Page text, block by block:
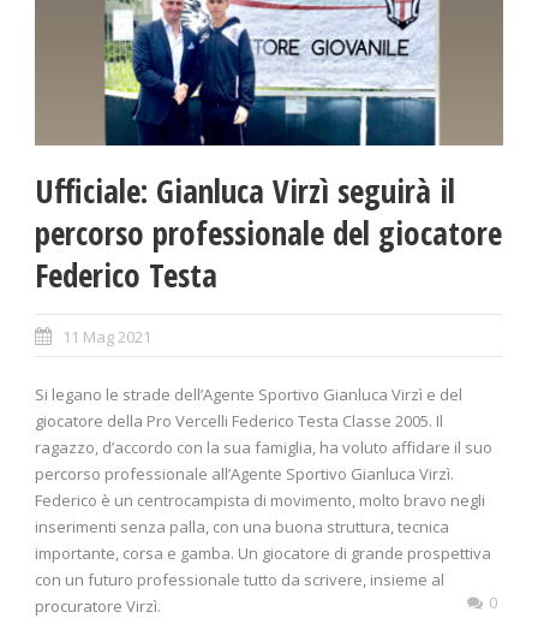
Ufficiale: Gianluca Virzì seguirà il
percorso professionale del giocatore
Federico Testa
11 Mag 2021
Si legano le strade dell’Agente Sportivo Gianluca Virzì e del
giocatore della Pro Vercelli Federico Testa Classe 2005. Il
ragazzo, d’accordo con la sua famiglia, ha voluto affidare il suo
percorso professionale all’Agente Sportivo Gianluca Virzì.
Federico è un centrocampista di movimento, molto bravo negli
inserimenti senza palla, con una buona struttura, tecnica
importante, corsa e gamba. Un giocatore di grande prospettiva
con un futuro professionale tutto da scrivere, insieme al
procuratore Virzì.
0